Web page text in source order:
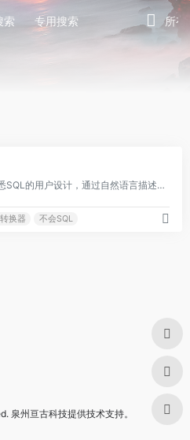
索 专用搜索 所有
SQL生成器专为不熟悉SQL的用户设计，通过自然语言描述即可轻松生成SQL代码。我们的工具支持各种数据库类型，提供准确、高效的数据提取解决方案。无论你是数据分析新手还是专业人士，都可以借助我们的SQL生成器节省时间，提高生产力。立即免费尝试！
换器 不会SQL
泉州亘古科技提供技术支持。